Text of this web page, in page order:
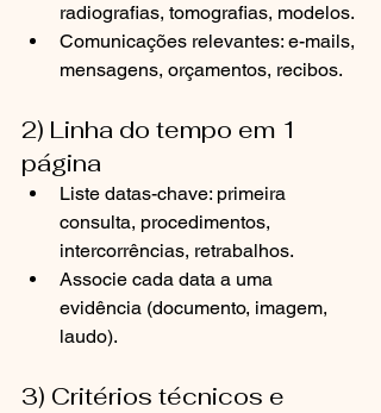
radiografias, tomografias, modelos.
Comunicações relevantes: e-mails,
mensagens, orçamentos, recibos.
2) Linha do tempo em 1
página
Liste datas-chave: primeira
consulta, procedimentos,
intercorrências, retrabalhos.
Associe cada data a uma
evidência (documento, imagem,
laudo).
3) Critérios técnicos e